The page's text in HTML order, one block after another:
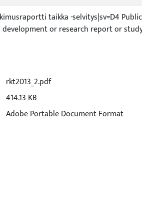
taikka -selvitys|sv=D4
or research report or
rkt2013_2.pdf
414.13 KB
Adobe Portable Document Format